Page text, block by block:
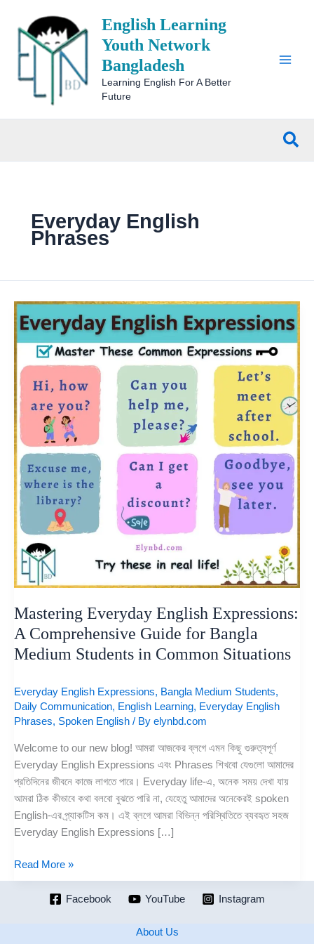
content
English Learning
Youth Network
Bangladesh
Learning English For A Better
Future
Everyday English
Phrases
Mastering Everyday English Expressions:
A Comprehensive Guide for Bangla
Medium Students in Common Situations
Everyday English Expressions, Bangla Medium Students,
Daily Communication, English Learning, Everyday English
Phrases, Spoken English / By elynbd.com
Welcome to our new blog! আমরা আজকের ব্লগে এমন কিছু গুরুত্বপূর্ণ
Everyday English Expressions এবং Phrases শিখবো যেগুলো আমাদের
প্রতিদিনের জীবনে কাজে লাগতে পারে। Everyday life-এ, অনেক সময় দেখা যায়
আমরা ঠিক কীভাবে কথা বলবো বুঝতে পারি না, যেহেতু আমাদের অনেকেরই spoken
English-এর প্র্যাকটিস কম। এই ব্লগে আমরা বিভিন্ন পরিস্থিতিতে ব্যবহৃত সহজ
Everyday English Expressions […]
Mastering
Everyday
English
Expressions:
A
Comprehensive
Guide
for
Bangla
Medium
Students
Common
Situations
Read More »
Facebook YouTube Instagram
About Us